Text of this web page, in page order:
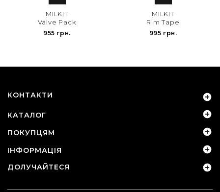
MILKIT
Valve Pack
955 грн.
MILKIT
Rim Tape
995 грн.
КОНТАКТИ 
КАТАЛОГ 
ПОКУПЦЯМ 
ІНФОРМАЦІЯ 
ДОЛУЧАЙТЕСЯ 